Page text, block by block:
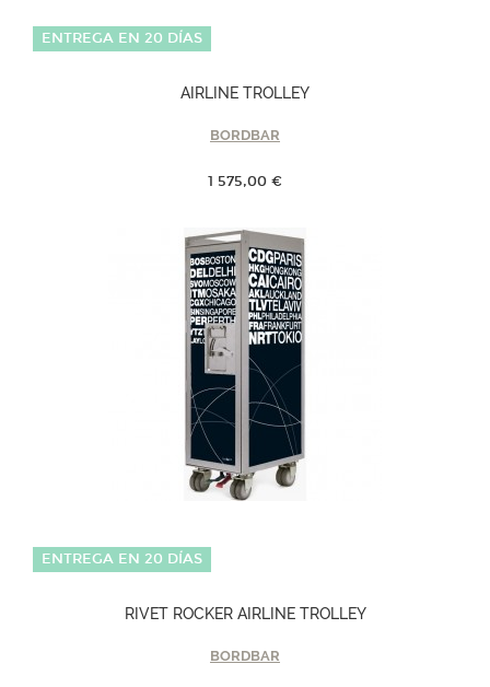
ENTREGA EN 20 DÍAS
AIRLINE TROLLEY
BORDBAR
1 575,00 €
ENTREGA EN 20 DÍAS
RIVET ROCKER AIRLINE TROLLEY
BORDBAR